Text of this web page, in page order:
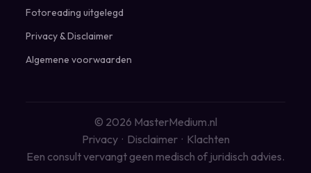
Fotoreading uitgelegd
Privacy&Disclaimer
Algemene voorwaarden
© 2026 MasterMedium.nl
Privacy· Disclaimer· Klachten
Een consult vervangt geen medisch of juridisch advies.